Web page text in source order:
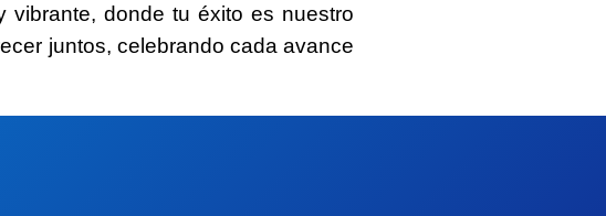
vibrante, donde tu éxito es nuestro
juntos, celebrando cada avance